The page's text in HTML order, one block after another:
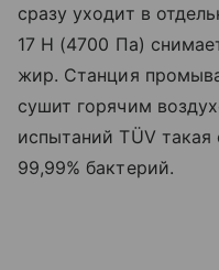
сразу уходит в
17 Н (4700 Па)
жир. Станция
сушит горячим
испытаний TÜV
99,99% бактерий.